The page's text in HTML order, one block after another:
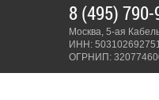
8 (495)
Москва, 5-ая
ИНН:
ОГРНИП: